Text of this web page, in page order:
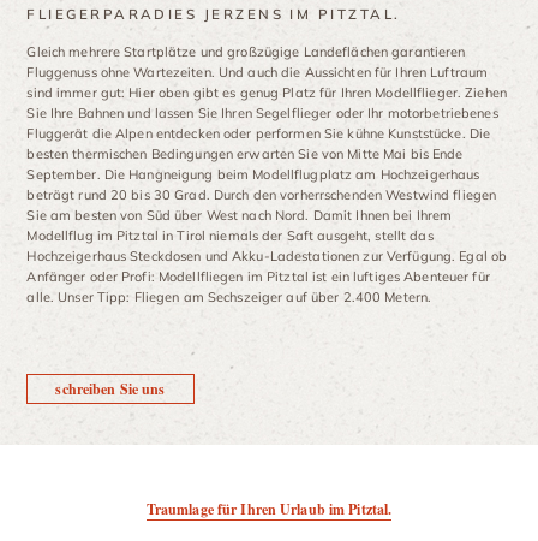
FLIEGERPARADIES JERZENS IM PITZTAL.
Gleich mehrere Startplätze und großzügige Landeflächen garantieren
Fluggenuss ohne Wartezeiten. Und auch die Aussichten für Ihren Luftraum
sind immer gut: Hier oben gibt es genug Platz für Ihren Modellflieger. Ziehen
Sie Ihre Bahnen und lassen Sie Ihren Segelflieger oder Ihr motorbetriebenes
Fluggerät die Alpen entdecken oder performen Sie kühne Kunststücke. Die
besten thermischen Bedingungen erwarten Sie von Mitte Mai bis Ende
September. Die Hangneigung beim Modellflugplatz am Hochzeigerhaus
beträgt rund 20 bis 30 Grad. Durch den vorherrschenden Westwind fliegen
Sie am besten von Süd über West nach Nord. Damit Ihnen bei Ihrem
Modellflug im Pitztal in Tirol niemals der Saft ausgeht, stellt das
Hochzeigerhaus Steckdosen und Akku-Ladestationen zur Verfügung. Egal ob
Anfänger oder Profi: Modellfliegen im Pitztal ist ein luftiges Abenteuer für
alle. Unser Tipp: Fliegen am Sechszeiger auf über 2.400 Metern.
schreiben Sie uns
Traumlage für Ihren Urlaub im Pitztal.